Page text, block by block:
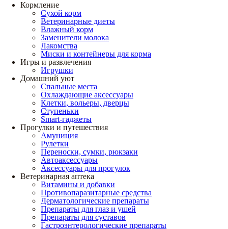
Кормление
Сухой корм
Ветеринарные диеты
Влажный корм
Заменители молока
Лакомства
Миски и контейнеры для корма
Игры и развлечения
Игрушки
Домашний уют
Спальные места
Охлаждающие аксессуары
Клетки, вольеры, дверцы
Ступеньки
Smart-гаджеты
Прогулки и путешествия
Амуниция
Рулетки
Переноски, сумки, рюкзаки
Автоаксессуары
Аксессуары для прогулок
Ветеринарная аптека
Витамины и добавки
Противопаразитарные средства
Дерматологические препараты
Препараты для глаз и ушей
Препараты для суставов
Гастроэнтерологические препараты